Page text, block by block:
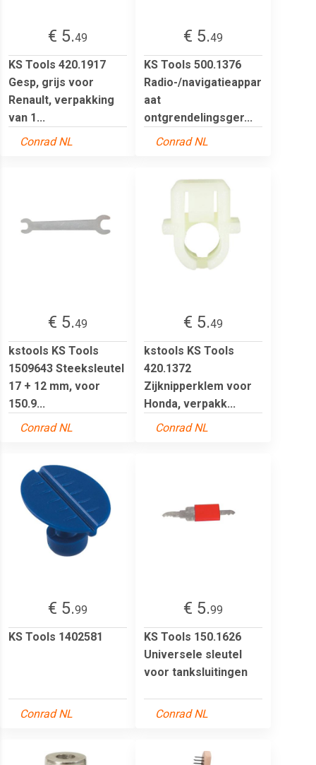
€ 5.49
KS Tools 420.1917
Gesp, grijs voor
Renault, verpakking
van 1...
Conrad NL
€ 5.49
KS Tools 500.1376
Radio-/navigatieappar
aat
ontgrendelingsger...
Conrad NL
€ 5.49
kstools KS Tools
1509643 Steeksleutel
17 + 12 mm, voor
150.9...
Conrad NL
€ 5.49
kstools KS Tools
420.1372
Zijknipperklem voor
Honda, verpakk...
Conrad NL
€ 5.99
KS Tools 1402581
Conrad NL
€ 5.99
KS Tools 150.1626
Universele sleutel
voor tanksluitingen
Conrad NL